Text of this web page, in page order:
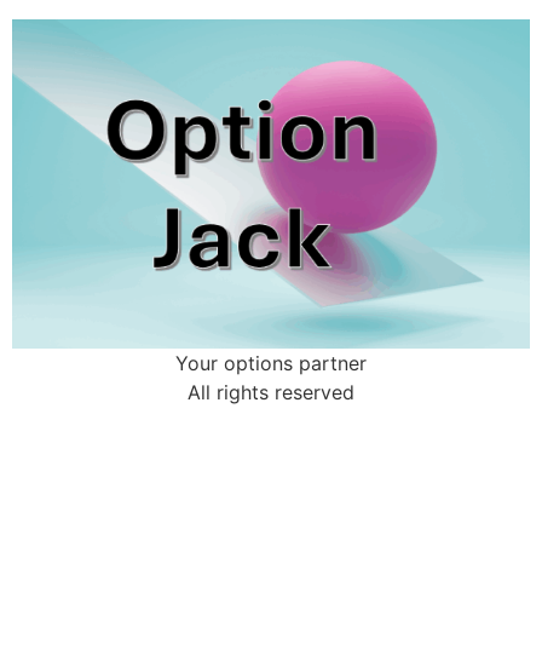
Your options partner
All rights reserved